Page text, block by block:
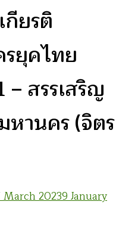
กียรติ
ยุคไทย
สรรเสริญ
หานคร (จิตร
March 20239 January